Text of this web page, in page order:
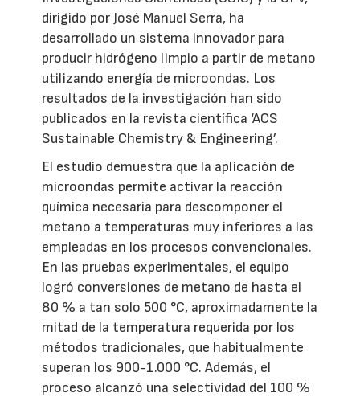
dirigido por José Manuel Serra, ha
desarrollado un sistema innovador para
producir hidrógeno limpio a partir de metano
utilizando energía de microondas. Los
resultados de la investigación han sido
publicados en la revista científica ‘ACS
Sustainable Chemistry & Engineering’.
El estudio demuestra que la aplicación de
microondas permite activar la reacción
química necesaria para descomponer el
metano a temperaturas muy inferiores a las
empleadas en los procesos convencionales.
En las pruebas experimentales, el equipo
logró conversiones de metano de hasta el
80 % a tan solo 500 °C, aproximadamente la
mitad de la temperatura requerida por los
métodos tradicionales, que habitualmente
superan los 900-1.000 °C. Además, el
proceso alcanzó una selectividad del 100 %